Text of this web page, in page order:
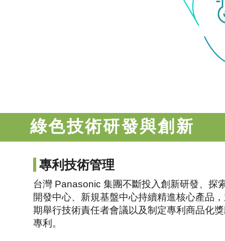
綠色技術研發與創新
專利技術管理
台灣 Panasonic 集團不斷投入創新研發、探
開發中心、新規基盤中心持續精進核心產品
期舉行技術責任者會議以及制定專利商品化
專利。